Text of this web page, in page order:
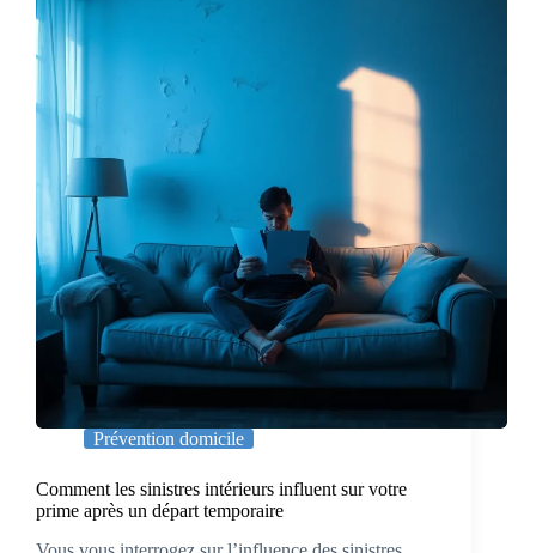
Prévention domicile
Comment les sinistres intérieurs influent sur votre
prime après un départ temporaire